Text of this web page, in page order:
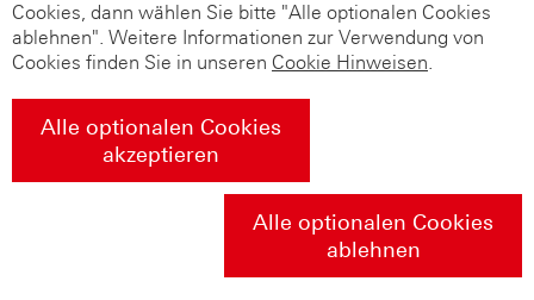
Cookies, dann wählen Sie bitte "Alle optionalen Cookies
ablehnen". Weitere Informationen zur Verwendung von
Cookies finden Sie in unseren Cookie Hinweisen.
Alle optionalen Cookies
akzeptieren
Alle optionalen Cookies
ablehnen